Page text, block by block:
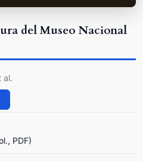
del Museo Nacional
al.
PDF)